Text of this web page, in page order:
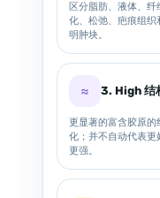
区分脂肪、液体、纤
化、松弛、疤痕组织
明肿块。
≈ 3. High 结
更显著的富含胶原的
化；并不自动代表更
更强。